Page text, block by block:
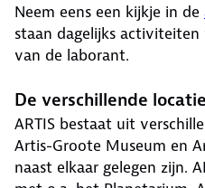
Neem eens een kijkje in de
staan dagelijks
van de laborant.
De verschillende
ARTIS bestaat uit
Artis-Groote Museum en
naast elkaar gelegen zijn.